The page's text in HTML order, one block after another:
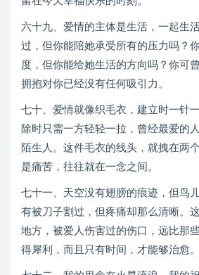
六十九、爱情的主体是生活，一起生
过，但你能陪她承受所有的压力吗？
度，但你能给她生活的方向吗？你可
拥抱对你已经没有任何吸引力。
七十、爱情就像织毛衣，建立时一针
除时只需一方轻轻一拉，曾经最爱的
陌生人。这件毛衣的线头，就拽在两
是痛苦，往往就在一念之间。
七十一、天空没有翅膀的痕迹，但鸟
有被刀子割过，但疼痛却那么清晰。
地方，被爱人伤害过的伤口，远比那
得犀利，而且只有时间，才能够治愈。